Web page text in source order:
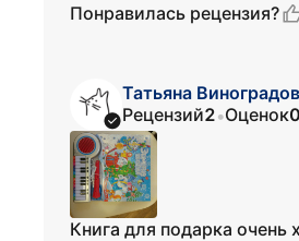
Понравилась рецензия?
Татьяна
Рецензий2•Оценок0
Книга для подарка